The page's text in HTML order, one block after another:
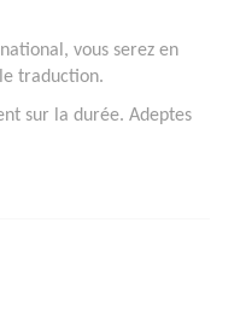
vous serez en
traduction.
sur la durée. Adeptes